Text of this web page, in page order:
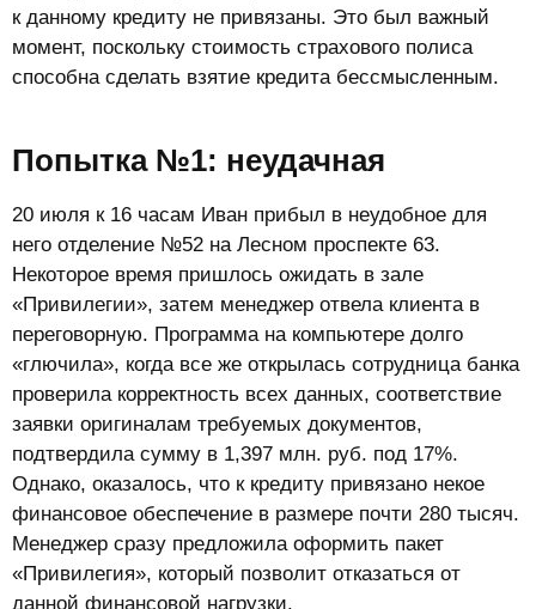
к данному кредиту не привязаны. Это был важный
момент, поскольку стоимость страхового полиса
способна сделать взятие кредита бессмысленным.
Попытка №1: неудачная​
20 июля к 16 часам Иван прибыл в неудобное для
него отделение №52 на Лесном проспекте 63.
Некоторое время пришлось ожидать в зале
«Привилегии», затем менеджер отвела клиента в
переговорную. Программа на компьютере долго
«глючила», когда все же открылась сотрудница банка
проверила корректность всех данных, соответствие
заявки оригиналам требуемых документов,
подтвердила сумму в 1,397 млн. руб. под 17%.
Однако, оказалось, что к кредиту привязано некое
финансовое обеспечение в размере почти 280 тысяч.
Менеджер сразу предложила оформить пакет
«Привилегия», который позволит отказаться от
данной финансовой нагрузки.